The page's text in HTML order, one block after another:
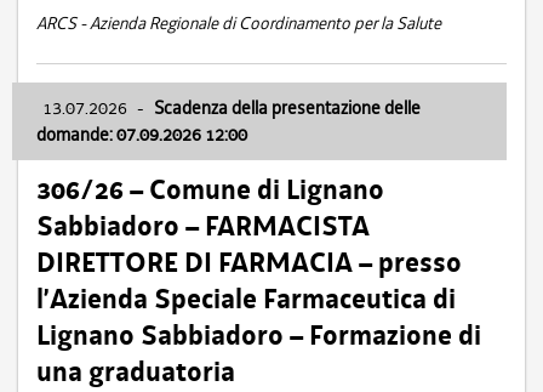
ARCS - Azienda Regionale di Coordinamento per la Salute
13.07.2026 - Scadenza della presentazione delle
domande: 07.09.2026 12:00
306/26 – Comune di Lignano
Sabbiadoro – FARMACISTA
DIRETTORE DI FARMACIA – presso
l’Azienda Speciale Farmaceutica di
Lignano Sabbiadoro – Formazione di
una graduatoria